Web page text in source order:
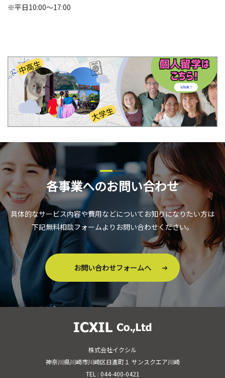
※平日10:00～17:00
各事業へのお問い合わせ
具体的なサービス内容や費用などについてお知りになりたい方は
下記無料相談フォームよりお問い合わせください。
お問い合わせフォームへ
株式会社イクシル
神奈川県川崎市川崎区日進町１ サンスクエア川崎
TEL : 044-400-0421